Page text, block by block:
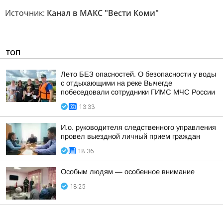
Источник: Канал в МАКС "Вести Коми"
ТОП
Лето БЕЗ опасностей. О безопасности у воды
с отдыхающими на реке Вычегде
побеседовали сотрудники ГИМС МЧС России
13:33
И.о. руководителя следственного управления
провел выездной личный прием граждан
18:36
Особым людям — особенное внимание
18:25